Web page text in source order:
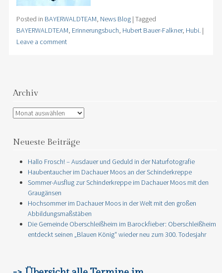
Posted in BAYERWALDTEAM, News Blog | Tagged
BAYERWALDTEAM, Erinnerungsbuch, Hubert Bauer-Falkner, Hubi. |
Leave a comment
Archiv
Archiv
Neueste Beiträge
Hallo Frosch! – Ausdauer und Geduld in der Naturfotografie
Haubentaucher im Dachauer Moos an der Schinderkreppe
Sommer-Ausflug zur Schinderkreppe im Dachauer Moos mit den
Graugänsen
Hochsommer im Dachauer Moos in der Welt mit den großen
Abbildungsmaßstäben
Die Gemeinde Oberschleißheim im Barockfieber: Oberschleißheim
entdeckt seinen „Blauen König“ wieder neu zum 300. Todesjahr